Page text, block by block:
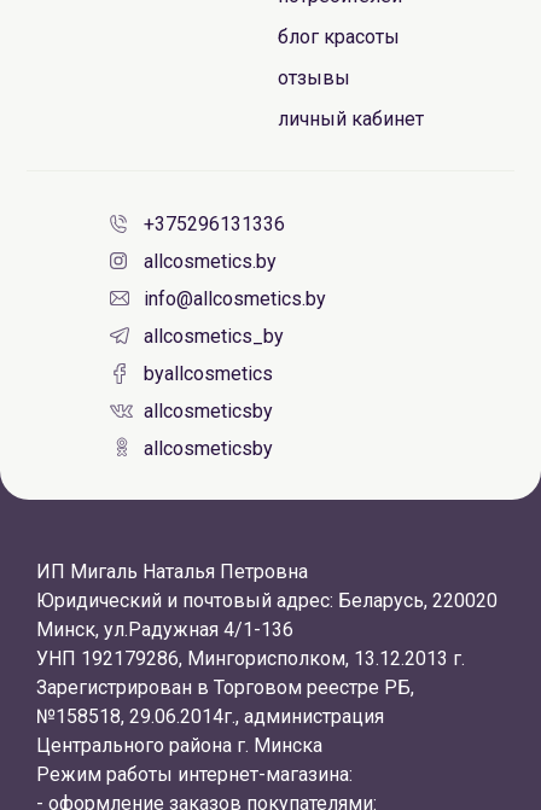
блог красоты
отзывы
личный кабинет
+375296131336
allcosmetics.by
info@allcosmetics.by
allcosmetics_by
byallcosmetics
allcosmeticsby
allcosmeticsby
ИП Мигаль Наталья Петровна
Юридический и почтовый адрес: Беларусь, 220020
Минск, ул.Радужная 4/1-136
УНП 192179286, Мингорисполком, 13.12.2013 г.
Зарегистрирован в Торговом реестре РБ,
№158518, 29.06.2014г., администрация
Центрального района г. Минска
Режим работы интернет-магазина:
- оформление заказов покупателями: